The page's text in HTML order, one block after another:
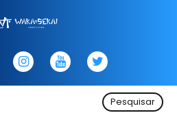
Pesquisar